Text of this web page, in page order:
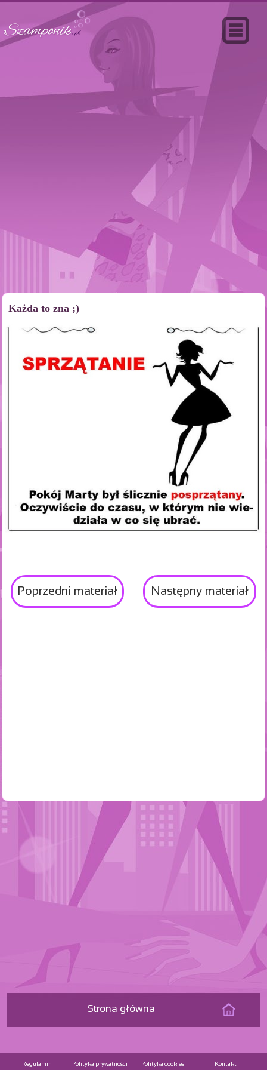
Każda to zna ;)
Poprzedni materiał Następny materiał
Strona główna
Regulamin Polityka prywatności Polityka cookies Kontakt